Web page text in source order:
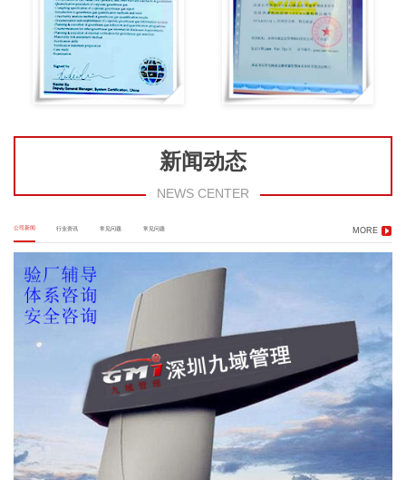
新闻动态
NEWS CENTER
公司新闻 行业资讯 常见问题 常见问题 MORE